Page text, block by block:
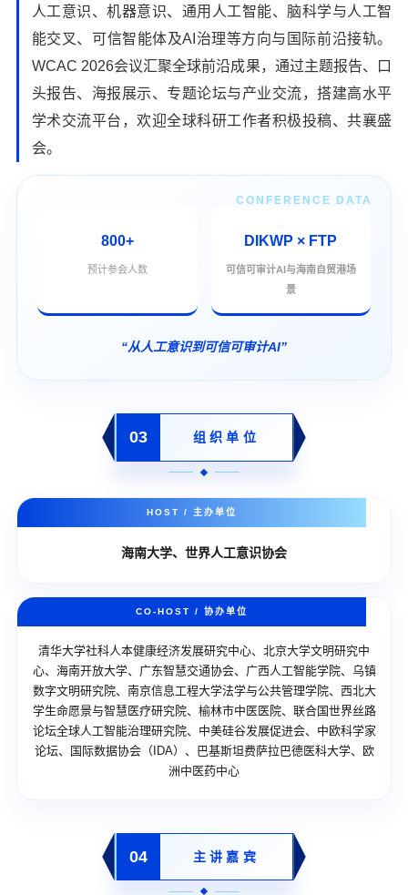
人工意识、机器意识、通用人工智能、脑科学与人工智
能交叉、可信智能体及AI治理等方向与国际前沿接轨。
WCAC 2026会议汇聚全球前沿成果，通过主题报告、口
头报告、海报展示、专题论坛与产业交流，搭建高水平
学术交流平台，欢迎全球科研工作者积极投稿、共襄盛
会。
CONFERENCE DATA
800+
预计参会人数
DIKWP × FTP
可信可审计AI与海南自贸港场
景
“从人工意识到可信可审计AI”
03 组织单位
HOST / 主办单位
海南大学、世界人工意识协会
CO-HOST / 协办单位
清华大学社科人本健康经济发展研究中心、北京大学文明研究中
心、海南开放大学、广东智慧交通协会、广西人工智能学院、乌镇
数字文明研究院、南京信息工程大学法学与公共管理学院、西北大
学生命愿景与智慧医疗研究院、榆林市中医医院、联合国世界丝路
论坛全球人工智能治理研究院、中美硅谷发展促进会、中欧科学家
论坛、国际数据协会（IDA）、巴基斯坦费萨拉巴德医科大学、欧
洲中医药中心
04 主讲嘉宾